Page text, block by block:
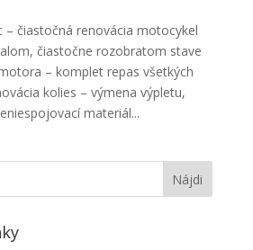
– čiastočná renovácia motocykel
čiastočne rozobratom stave
– komplet repas všetkých
kolies – výmena výpletu,
materiál...